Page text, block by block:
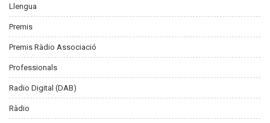
Llengua
Premis
Premis Ràdio Associació
Professionals
Radio Digital (DAB)
Ràdio